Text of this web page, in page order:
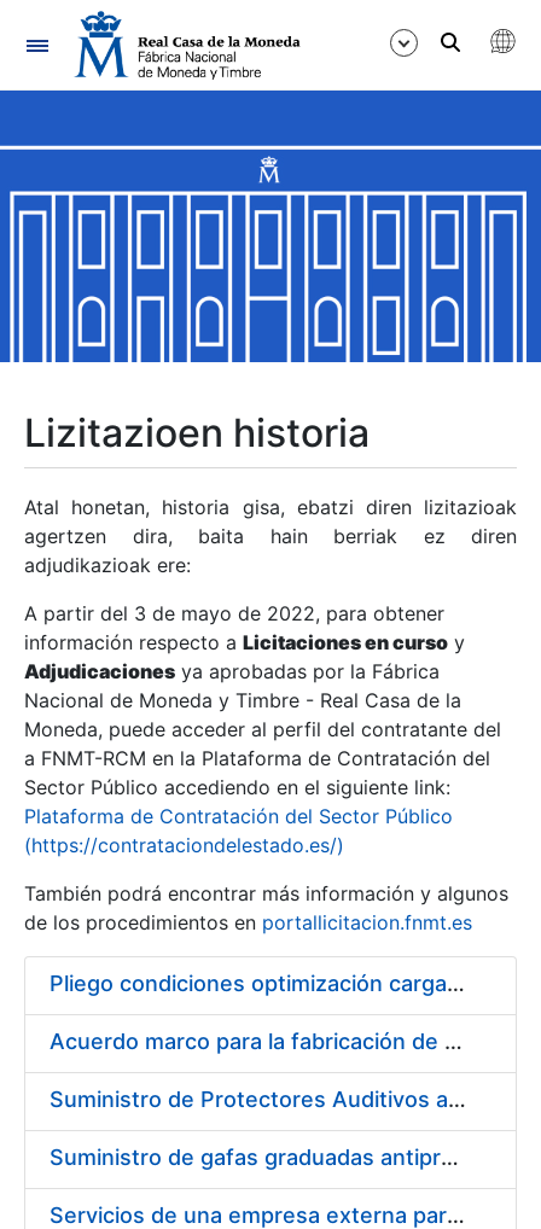
Nabigazioa
Erakutsi/Ezkutatu
Erakutsi/Ezkutatu
Erakutsi/Ezkutatu
Erakutsi/Ezkutatu
Erakutsi/Ezkutatu
Erakutsi/Ezkutatu
Erakutsi/Ezkutatu
Erakutsi/Ezkutatu
Lizitazioen historia
Atal honetan, historia gisa, ebatzi diren lizitazioak
agertzen dira, baita hain berriak ez diren
adjudikazioak ere:
A partir del 3 de mayo de 2022, para obtener
información respecto a Licitaciones en curso y
Adjudicaciones ya aprobadas por la Fábrica
Nacional de Moneda y Timbre - Real Casa de la
Moneda, puede acceder al perfil del contratante del
a FNMT-RCM en la Plataforma de Contratación del
Sector Público accediendo en el siguiente link:
Plataforma de Contratación del Sector Público
(https://contrataciondelestado.es/)
También podrá encontrar más información y algunos
de los procedimientos en portallicitacion.fnmt.es
Pliego condiciones optimización cargas compras firmado
Acuerdo marco para la fabricación de piezas
Suministro de Protectores Auditivos a medida para las personas trabajadoras de los Centros de Trabajo de Madrid y Burgos
Suministro de gafas graduadas antiproyecciones para los trabajadores de la FNMT-RCM en los centros de trabajo de Madrid y Burgos
Servicios de una empresa externa para el asesoramiento y resolución de los recursos de alzada que se presentan relacionados con procesos de selección para la FNMT-RCM